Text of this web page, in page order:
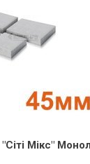
Мікс"